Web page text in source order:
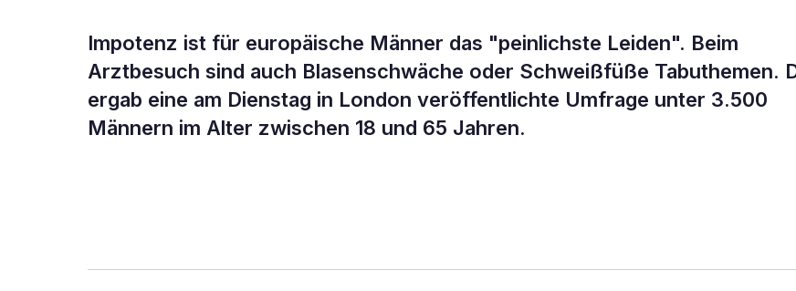
ARCHÄOLOGIE
Impotenz, Blasenschwäche
Schweißfüße sind
Impotenz ist für europäische Männer das "peinlichste Leiden". Beim
Arztbesuch sind auch Blasenschwäche oder Schweißfüße Tabuthemen.
ergab eine am Dienstag in London veröffentlichte Umfrage unter 3.500
Männern im Alter zwischen 18 und 65 Jahren.